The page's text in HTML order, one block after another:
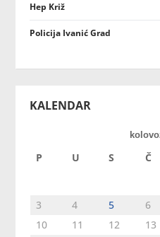
Hep Križ
Policija Ivanić Grad
KALENDAR
P U S Č
3
4 5 6
10
11 12 13